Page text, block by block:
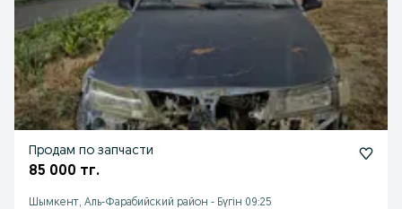
Продам по запчасти
85 000 тг.
Шымкент, Аль-Фарабийский район - Бүгін 09:25